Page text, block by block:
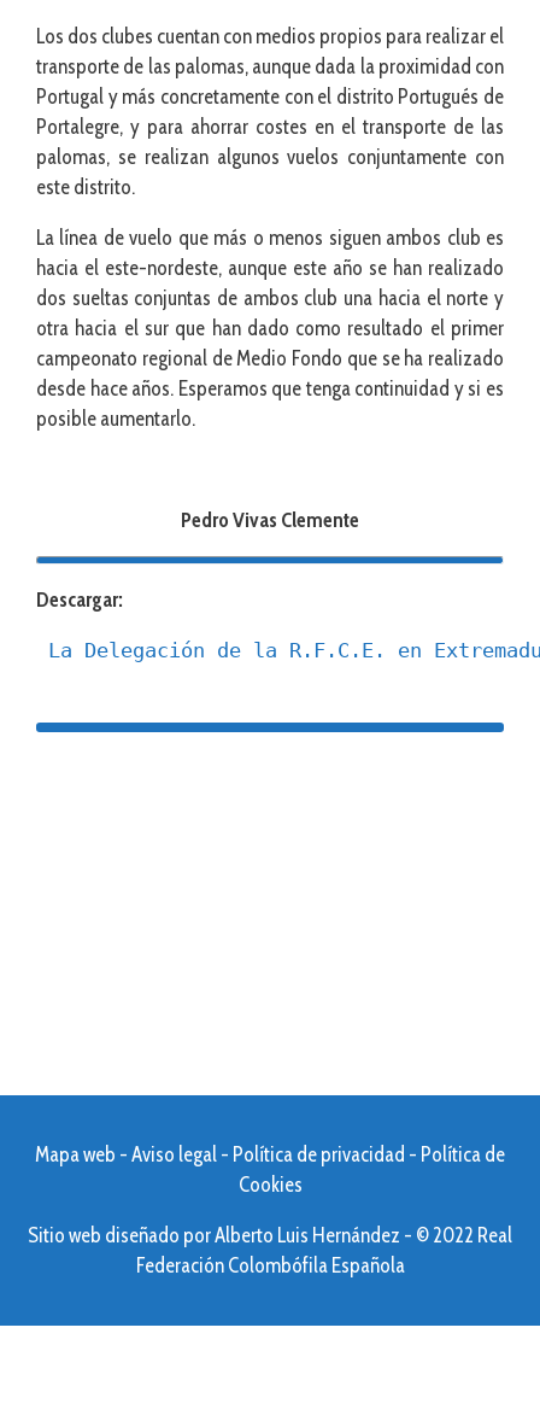
Los dos clubes cuentan con medios propios para realizar el
transporte de las palomas, aunque dada la proximidad con
Portugal y más concretamente con el distrito Portugués de
Portalegre, y para ahorrar costes en el transporte de las
palomas, se realizan algunos vuelos conjuntamente con
este distrito.
La línea de vuelo que más o menos siguen ambos club es
hacia el este-nordeste, aunque este año se han realizado
dos sueltas conjuntas de ambos club una hacia el norte y
otra hacia el sur que han dado como resultado el primer
campeonato regional de Medio Fondo que se ha realizado
desde hace años. Esperamos que tenga continuidad y si es
posible aumentarlo.
Pedro Vivas Clemente
Descargar:
La Delegación de la R.F.C.E. en
Mapa web - Aviso legal - Política de privacidad - Política de
Cookies
Sitio web diseñado porAlberto Luis Hernández - © 2022 Real
Federación Colombófila Española